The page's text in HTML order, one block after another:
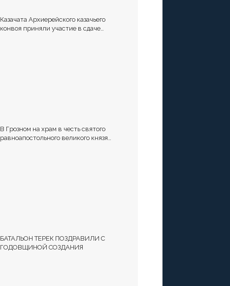
Казачата Архиерейского казачьего
конвоя приняли участие в сдаче
В Грозном на храм в честь святого
равноапостольного великого князя
БАТАЛЬОН ТЕРЕК ПОЗДРАВИЛИ С
ГОДОВЩИНОЙ СОЗДАНИЯ